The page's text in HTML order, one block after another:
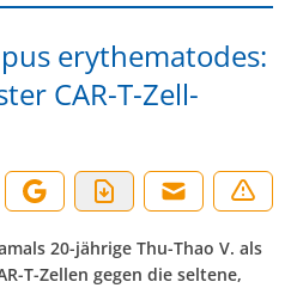
erythematodes:
CAR-T-Zell-
20-jährige Thu-Thao V. als
T-Zellen gegen die seltene,